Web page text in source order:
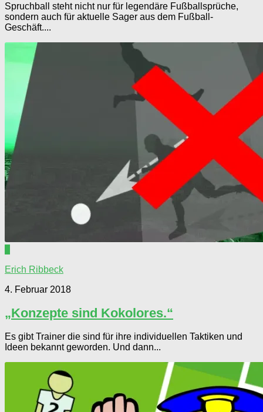
Spruchball steht nicht nur für legendäre Fußballsprüche,
sondern auch für aktuelle Sager aus dem Fußball-
Geschäft....
Erich Ribbeck
4. Februar 2018
„Konzepte sind Kokolores.“
Es gibt Trainer die sind für ihre individuellen Taktiken und
Ideen bekannt geworden. Und dann...